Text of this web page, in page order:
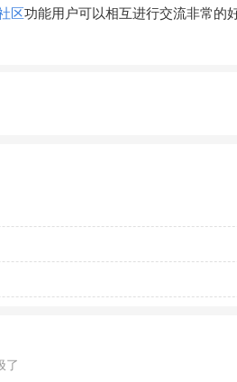
区功能用户可以相互进行交流非常的
了